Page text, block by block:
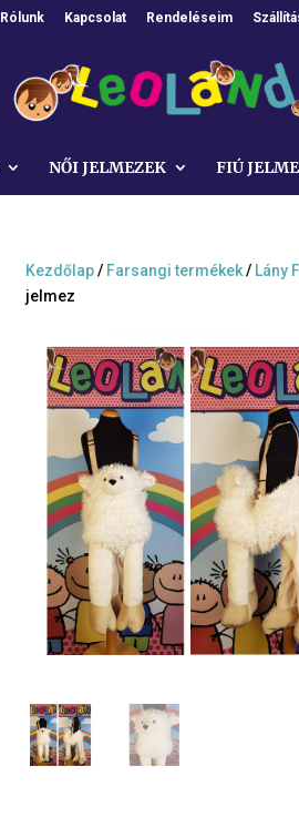
Rólunk Kapcsolat Rendeléseim
NŐI JELMEZEK FIÚ
Kezdőlap/ Farsangi termékek/ Lány
jelmez